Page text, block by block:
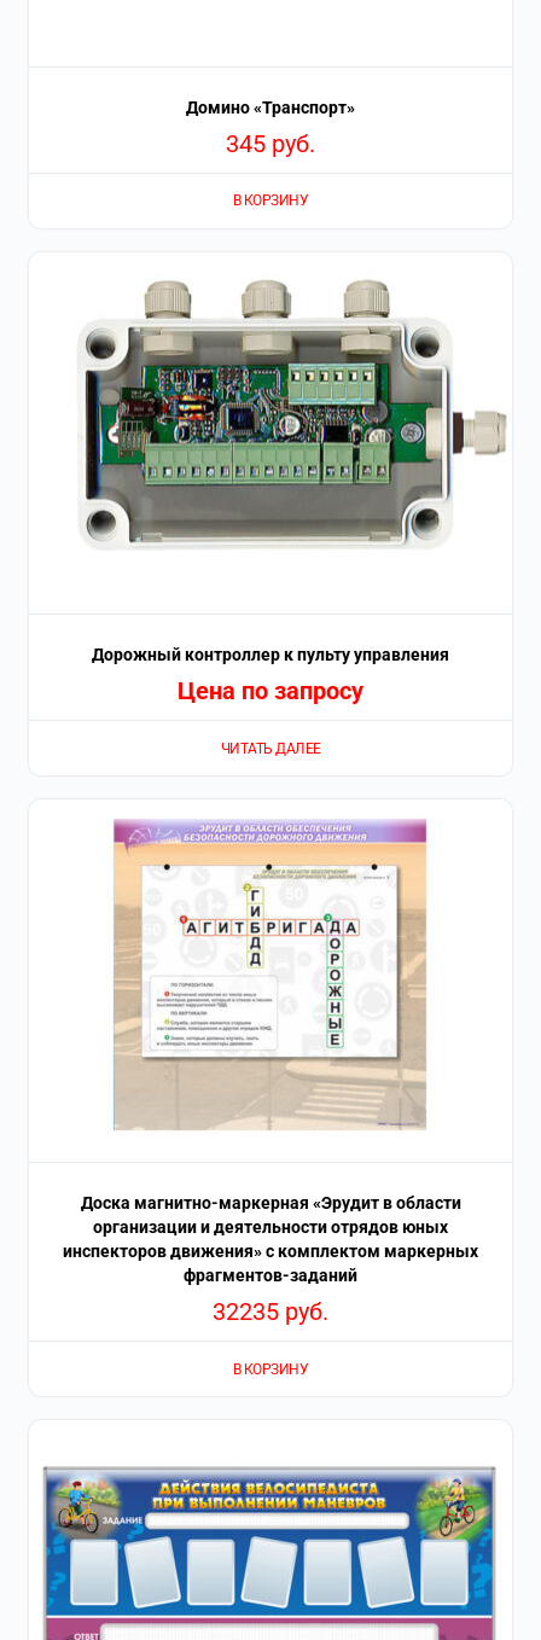
Домино «Транспорт»
345 руб.
В КОРЗИНУ
Дорожный контроллер к пульту управления
Цена по запросу
ЧИТАТЬ ДАЛЕЕ
Доска магнитно-маркерная «Эрудит в области
организации и деятельности отрядов юных
инспекторов движения» с комплектом маркерных
фрагментов-заданий
32235 руб.
В КОРЗИНУ